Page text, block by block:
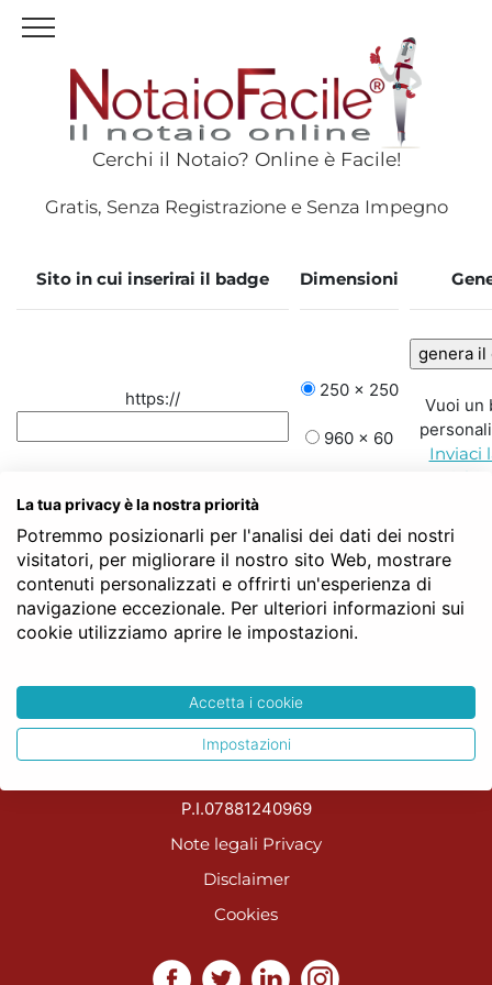
Cerchi il Notaio? Online è Facile!
Gratis, Senza Registrazione e Senza Impegno
Sito in cui inserirai il badge Dimensioni
https:// 250 x 250
960 x 60
Vuoi un
Inviaci
Easy Web Service S.R.L.
V. Vincenzo Foppa N.41
P.I.07881240969
Note legali Privacy
Disclaimer
Cookies
La tua privacy è la nostra priorità
Potremmo posizionarli per l'analisi dei dati dei nostri
visitatori, per migliorare il nostro sito Web, mostrare
contenuti personalizzati e offrirti un'esperienza di
navigazione eccezionale. Per ulteriori informazioni sui
cookie utilizziamo aprire le impostazioni.
Accetta i cookie
Impostazioni